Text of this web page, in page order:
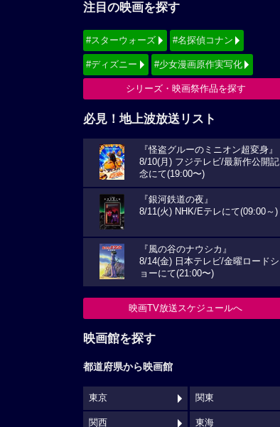
注目の映画を探す
#スターウォーズ #名探偵コナン
#ディズニー #少女漫画原作実写化
シリーズ・映画祭作品を探す
必見！地上波放送リスト
『怪盗グルーのミニオン超変身』
8/10(月) フジテレビ/最新作公開記
念にて(19:00〜)
『銀河鉄道の夜』
8/11(火) NHK/Eテレにて(09:00～)
『風の谷のナウシカ』
8/14(金) 日本テレビ/金曜ロードシ
ョーにて(21:00〜)
映画TV放送スケジュールへ
映画館を探す
都道府県から映画館
東京 関東
関西 東海